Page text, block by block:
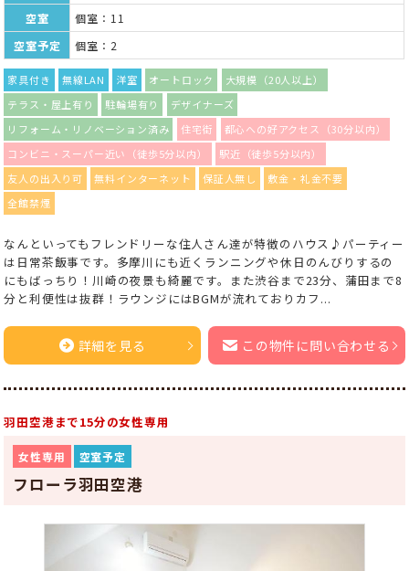
空室
個室：11
空室予定
個室：2
家具付き 無線LAN 洋室 オートロック
大規模（20人以上）
テラス・屋上有り
駐輪場有り
デザイナーズ
リフォーム・リノベーション済み
住宅街
都心への好アクセス（30分以内）
コンビニ・スーパー近い（徒歩5分以内）
駅近（徒歩5分以内）
友人の出入り可
無料インターネット 保証人無し
敷金・礼金不要
全館禁煙
なんといってもフレンドリーな住人さん達が特徴のハウス♪パーティー
は日常茶飯事です。多摩川にも近くランニングや休日のんびりするの
にもばっちり！川崎の夜景も綺麗です。また渋谷まで23分、蒲田まで8
分と利便性は抜群！ラウンジにはBGMが流れておりカフ...
詳細を見る この物件に問い合わせる
羽田空港まで15分の女性専用
女性専用 空室予定
フローラ羽田空港